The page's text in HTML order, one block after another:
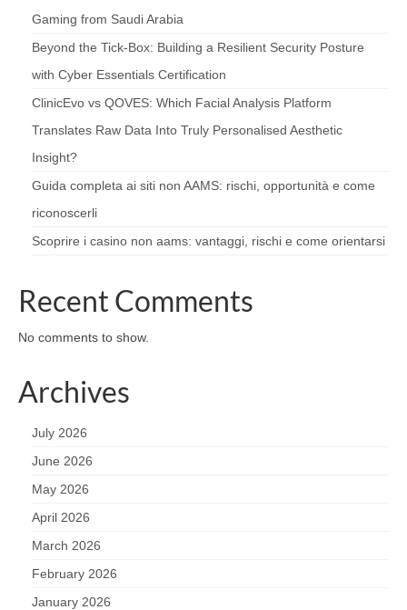
Gaming from Saudi Arabia
Beyond the Tick‑Box: Building a Resilient Security Posture
with Cyber Essentials Certification
ClinicEvo vs QOVES: Which Facial Analysis Platform
Translates Raw Data Into Truly Personalised Aesthetic
Insight?
Guida completa ai siti non AAMS: rischi, opportunità e come
riconoscerli
Scoprire i casino non aams: vantaggi, rischi e come orientarsi
Recent Comments
No comments to show.
Archives
July 2026
June 2026
May 2026
April 2026
March 2026
February 2026
January 2026